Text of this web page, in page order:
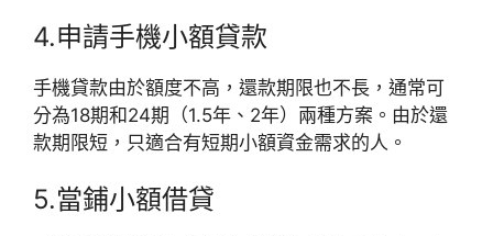
4.申請手機小額貸款
手機貸款由於額度不高，還款期限也不長，通常可
分為18期和24期（1.5年、2年）兩種方案。由於還
款期限短，只適合有短期小額資金需求的人。
5.當鋪小額借貸